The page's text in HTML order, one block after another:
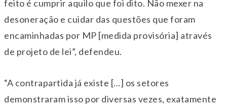
feito é cumprir aquilo que foi dito. Não mexer na
desoneração e cuidar das questões que foram
encaminhadas por MP [medida provisória] através
de projeto de lei”, defendeu.
“A contrapartida já existe […] os setores
demonstraram isso por diversas vezes, exatamente